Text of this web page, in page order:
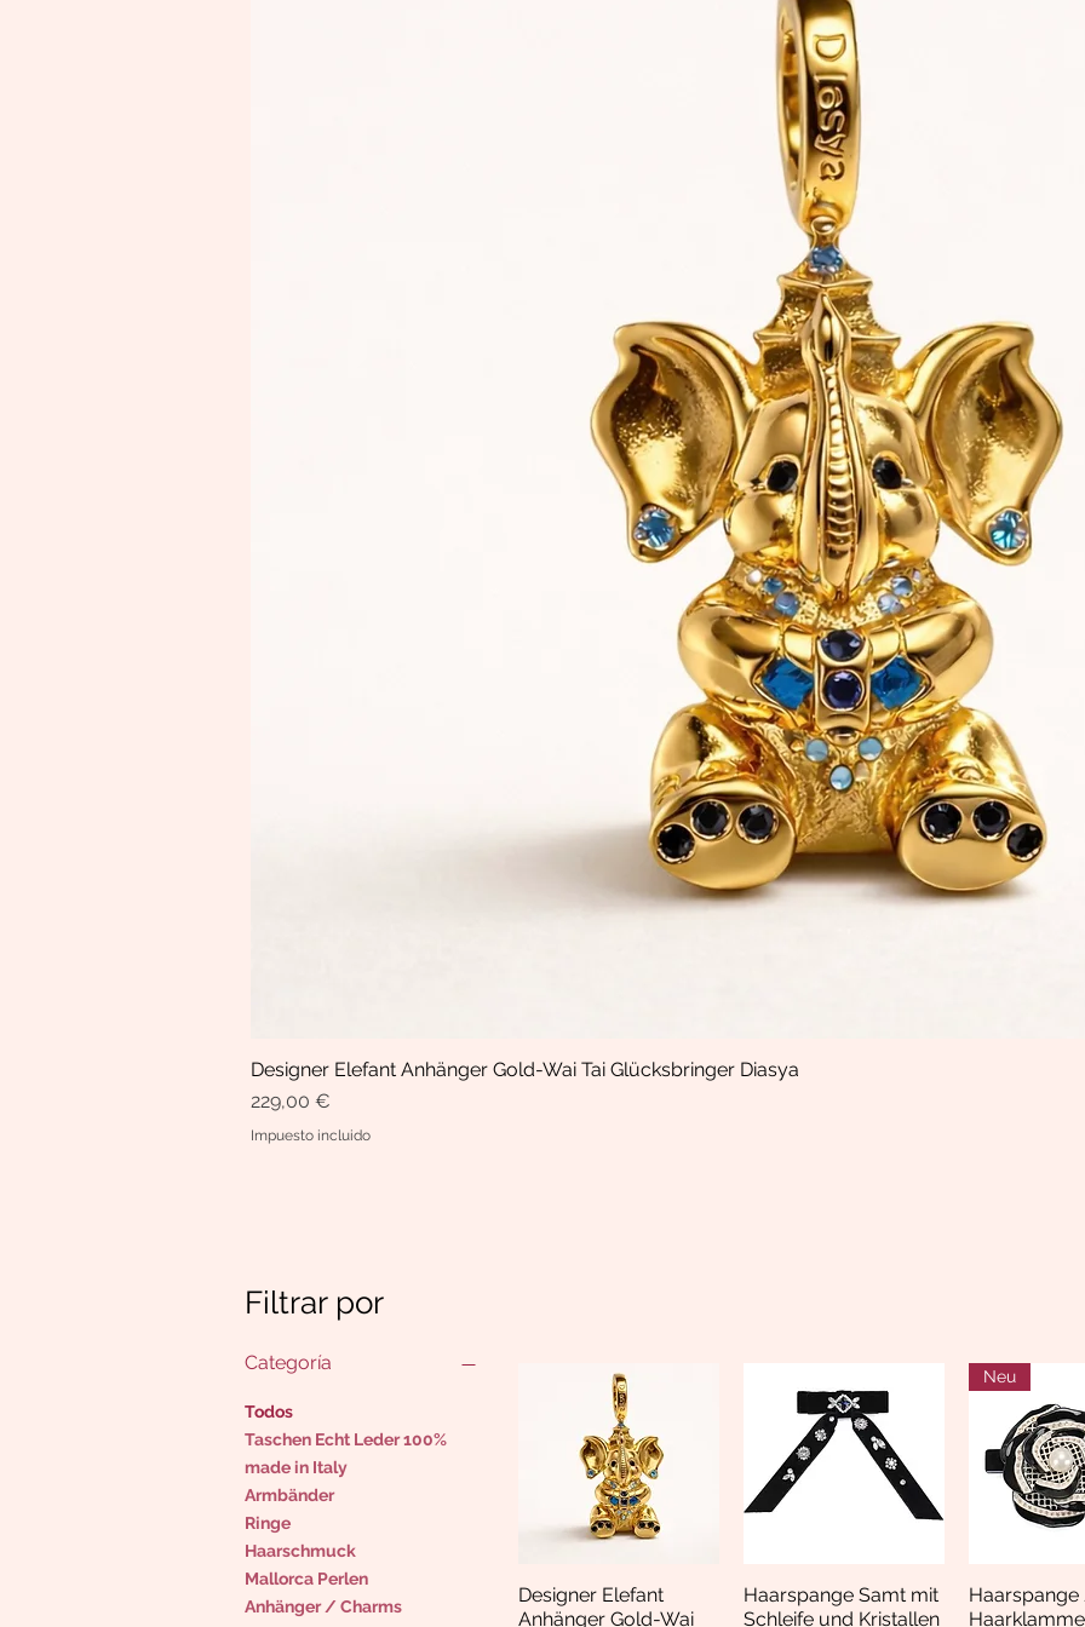
Vista rápida
Designer Elefant Anhänger Gold-Wai Tai Glücksbringer Diasya
Precio
229,00 €
Impuesto incluido
Filtrar por
Categoría
Todos
Taschen Echt Leder 100%
made in Italy
Armbänder
Ringe
Haarschmuck
Mallorca Perlen
Anhänger / Charms
Vista rápida
Designer Elefant
Anhänger Gold-Wai
Vista rápida
Haarspange Samt mit
Schleife und Kristallen
Vista
Neu